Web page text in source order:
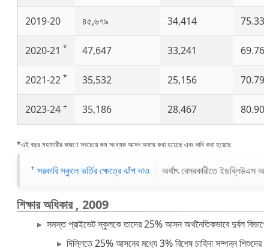
2019-20 ৪৫,৬৭৯ 34,414
2020-21 * 47,647 33,241
2021-22 * 35,532 25,156
2023-24 + 35,186 28,467
*এই বছর মহামারীর কারণে সবচেয়ে কম সংখ্যক আসন অফার করা হয়েছে এবং দাবি করা হয়েছে
+সরকারি স্কুলে ভর্তির ক্ষেত্রে ঝাঁপ দাও অর্থাৎ বেসরকারীতে ইডব্লিউএস
শিক্ষার অধিকার, 2009
সমস্ত প্রাইভেট স্কুলকে তাদের 25% আসন অর্থনৈতিকভাবে দুর্বল
দিল্লিতে 25% আসনের মধ্যে 3% বিশেষ চাহিদা সম্পন্ন